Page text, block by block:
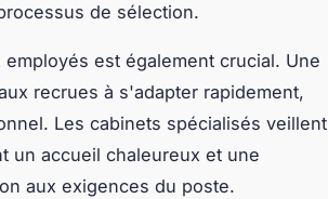
de sélection.
est également crucial. Une
recrues à s'adapter rapidement,
Les cabinets spécialisés veillent
un accueil chaleureux et une
aux exigences du poste.